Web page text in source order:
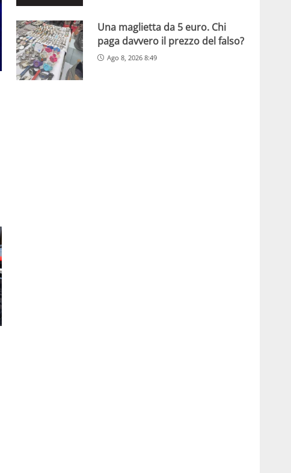
Una maglietta da 5 euro. Chi
paga davvero il prezzo del falso?
Ago 8, 2026 8:49